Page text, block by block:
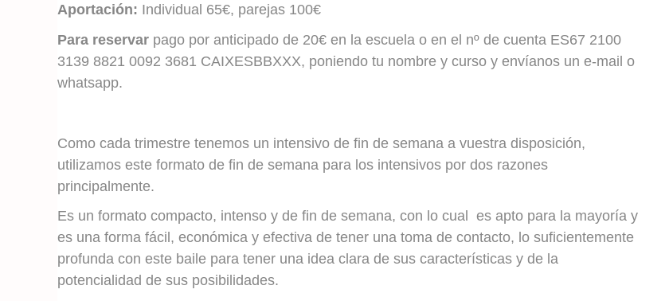
Aportación: Individual 65€, parejas 100€
Para reservar pago por anticipado de 20€ en la escuela o en el nº de cuenta ES67 2100
3139 8821 0092 3681 CAIXESBBXXX, poniendo tu nombre y curso y envíanos un e-mail o
whatsapp.
Como cada trimestre tenemos un intensivo de fin de semana a vuestra disposición,
utilizamos este formato de fin de semana para los intensivos por dos razones
principalmente.
Es un formato compacto, intenso y de fin de semana, con lo cual es apto para la mayoría y
es una forma fácil, económica y efectiva de tener una toma de contacto, lo suficientemente
profunda con este baile para tener una idea clara de sus características y de la
potencialidad de sus posibilidades.